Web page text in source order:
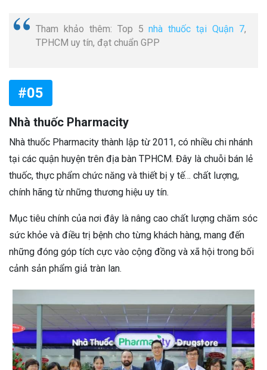
Tham khảo thêm: Top 5nhà thuốc tại Quận 7,
TPHCM uy tín, đạt chuẩn GPP
#05
Nhà thuốc Pharmacity
Nhà thuốc Pharmacity thành lập từ 2011, có nhiều chi nhánh
tại các quận huyện trên địa bàn TPHCM. Đây là chuỗi bán lẻ
thuốc, thực phẩm chức năng và thiết bị y tế… chất lượng,
chính hãng từ những thương hiệu uy tín.
Mục tiêu chính của nơi đây là nâng cao chất lượng chăm sóc
sức khỏe và điều trị bệnh cho từng khách hàng, mang đến
những đóng góp tích cực vào cộng đồng và xã hội trong bối
cảnh sản phẩm giả tràn lan.